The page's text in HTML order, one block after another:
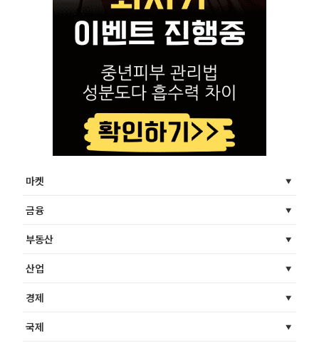
마켓
금융
부동산
산업
경제
국제